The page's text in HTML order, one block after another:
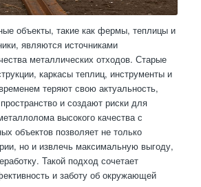
объекты, такие как фермы, теплицы и
являются источниками
металлических отходов. Старые
каркасы теплиц, инструменты и
теряют свою актуальность,
и создают риски для
высокого качества с
объектов позволяет не только
но и извлечь максимальную выгоду,
Такой подход сочетает
и заботу об окружающей